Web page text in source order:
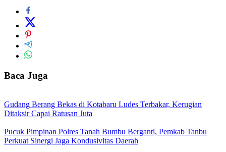
Baca Juga
Gudang Berang Bekas di Kotabaru Ludes Terbakar, Kerugian
Ditaksir Capai Ratusan Juta
Pucuk Pimpinan Polres Tanah Bumbu Berganti, Pemkab Tanbu
Perkuat Sinergi Jaga Kondusivitas Daerah